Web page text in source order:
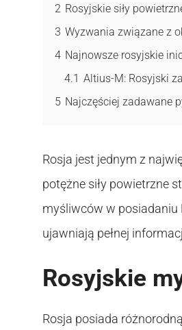
2 Rosyjskie siły
3 Wyzwania związane z
4 Najnowsze rosyjskie
4.1 Altius-M: Rosyjski
5 Najczęściej zadawane
Rosja jest jednym z
potężne siły powietrzne
myśliwców w posiadaniu
ujawniają pełnej
Rosyjskie
Rosja posiada